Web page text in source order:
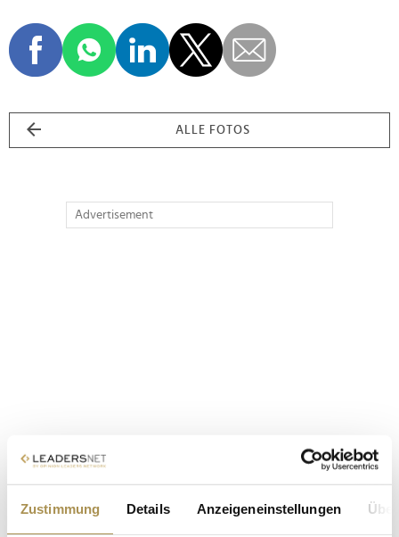
Zustimmung Details Anzeigeneinstellungen
ALLE FOTOS
Advertisement